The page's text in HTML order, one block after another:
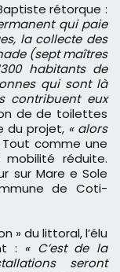
rétorque :
qui paie
la collecte des
(sept maîtres
habitants de
qui sont là
contribuent eux
de de toilettes
du projet, « alors
comme une
réduite.
sur Mare e Sole
de Coti-
» du littoral, l’élu
: « C’est de la
seront